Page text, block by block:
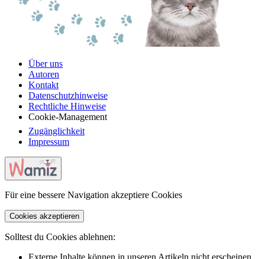
Über uns
Autoren
Kontakt
Datenschutzhinweise
Rechtliche Hinweise
Cookie-Management
Zugänglichkeit
Impressum
Für eine bessere Navigation akzeptiere Cookies
Cookies akzeptieren
Solltest du Cookies ablehnen:
Externe Inhalte können in unseren Artikeln nicht erscheinen